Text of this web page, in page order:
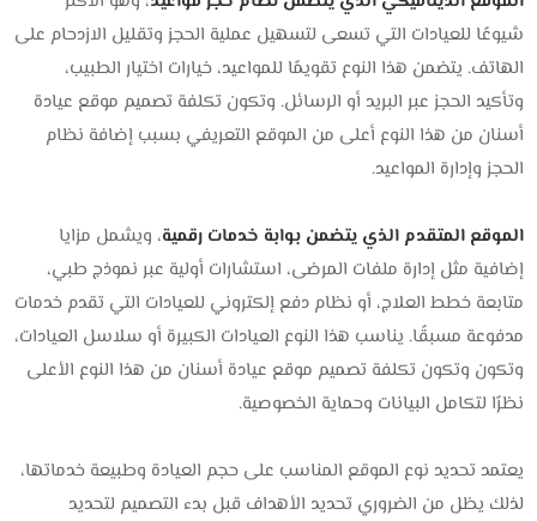
شيوعًا للعيادات التي تسعى لتسهيل عملية الحجز وتقليل الازدحام على
الهاتف. يتضمن هذا النوع تقويمًا للمواعيد، خيارات اختيار الطبيب،
وتأكيد الحجز عبر البريد أو الرسائل. وتكون تكلفة تصميم موقع عيادة
أسنان من هذا النوع أعلى من الموقع التعريفي بسبب إضافة نظام
الحجز وإدارة المواعيد.
الموقع المتقدم الذي يتضمن بوابة خدمات رقمية، ويشمل مزايا
إضافية مثل إدارة ملفات المرضى، استشارات أولية عبر نموذج طبي،
متابعة خطط العلاج، أو نظام دفع إلكتروني للعيادات التي تقدم خدمات
مدفوعة مسبقًا. يناسب هذا النوع العيادات الكبيرة أو سلاسل العيادات،
وتكون وتكون تكلفة تصميم موقع عيادة أسنان من هذا النوع الأعلى
نظرًا لتكامل البيانات وحماية الخصوصية.
يعتمد تحديد نوع الموقع المناسب على حجم العيادة وطبيعة خدماتها،
لذلك يظل من الضروري تحديد الأهداف قبل بدء التصميم لتحديد